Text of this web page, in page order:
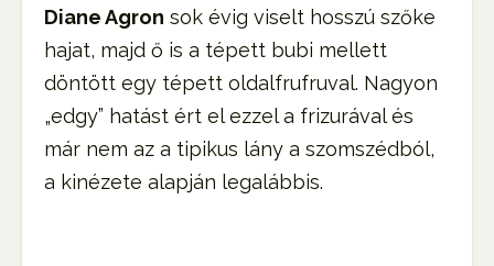
Diane Agron sok évig viselt hosszú szőke
hajat, majd ő is a tépett bubi mellett
döntött egy tépett oldalfrufruval. Nagyon
„edgy” hatást ért el ezzel a frizurával és
már nem az a tipikus lány a szomszédból,
a kinézete alapján legalábbis.